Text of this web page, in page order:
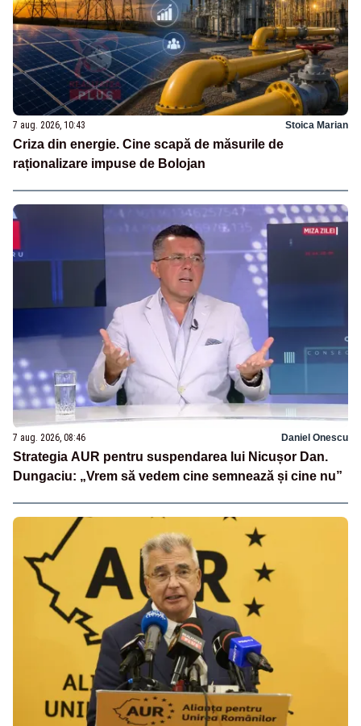
7 aug. 2026, 10:43 Stoica Marian
Criza din energie. Cine scapă de măsurile de
raționalizare impuse de Bolojan
7 aug. 2026, 08:46 Daniel Onescu
Strategia AUR pentru suspendarea lui Nicușor Dan.
Dungaciu: „Vrem să vedem cine semnează și cine nu”